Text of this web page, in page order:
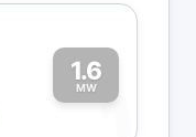
1.6
MW